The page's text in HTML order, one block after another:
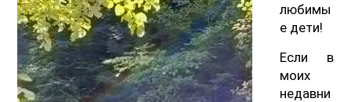
любимы
е дети!
Если в
моих
недавни